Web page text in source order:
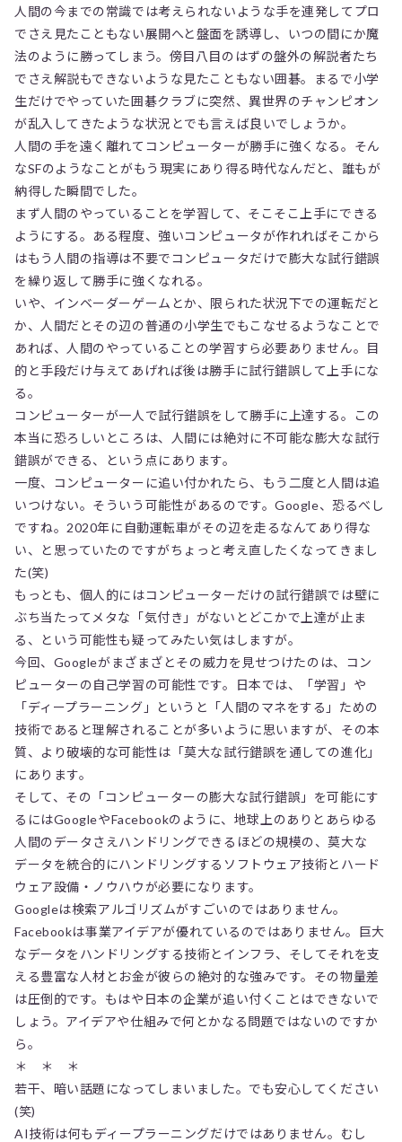
人間の今までの常識では考えられないような手を連発してプロ
でさえ見たこともない展開へと盤面を誘導し、いつの間にか魔
法のように勝ってしまう。傍目八目のはずの盤外の解説者たち
でさえ解説もできないような見たこともない囲碁。まるで小学
生だけでやっていた囲碁クラブに突然、異世界のチャンピオン
が乱入してきたような状況とでも言えば良いでしょうか。
人間の手を遠く離れてコンピューターが勝手に強くなる。そん
なSFのようなことがもう現実にあり得る時代なんだと、誰もが
納得した瞬間でした。
まず人間のやっていることを学習して、そこそこ上手にできる
ようにする。ある程度、強いコンピュータが作れればそこから
はもう人間の指導は不要でコンピュータだけで膨大な試行錯誤
を繰り返して勝手に強くなれる。
いや、インベーダーゲームとか、限られた状況下での運転だと
か、人間だとその辺の普通の小学生でもこなせるようなことで
あれば、人間のやっていることの学習すら必要ありません。目
的と手段だけ与えてあげれば後は勝手に試行錯誤して上手にな
る。
コンピューターが一人で試行錯誤をして勝手に上達する。この
本当に恐ろしいところは、人間には絶対に不可能な膨大な試行
錯誤ができる、という点にあります。
一度、コンピューターに追い付かれたら、もう二度と人間は追
いつけない。そういう可能性があるのです。Google、恐るべし
ですね。2020年に自動運転車がその辺を走るなんてあり得な
い、と思っていたのですがちょっと考え直したくなってきまし
た(笑)
もっとも、個人的にはコンピューターだけの試行錯誤では壁に
ぶち当たってメタな「気付き」がないとどこかで上達が止ま
る、という可能性も疑ってみたい気はしますが。
今回、Googleがまざまざとその威力を見せつけたのは、コン
ピューターの自己学習の可能性です。日本では、「学習」や
「ディープラーニング」というと「人間のマネをする」ための
技術であると理解されることが多いように思いますが、その本
質、より破壊的な可能性は「莫大な試行錯誤を通しての進化」
にあります。
そして、その「コンピューターの膨大な試行錯誤」を可能にす
るにはGoogleやFacebookのように、地球上のありとあらゆる
人間のデータさえハンドリングできるほどの規模の、莫大な
データを統合的にハンドリングするソフトウェア技術とハード
ウェア設備・ノウハウが必要になります。
Googleは検索アルゴリズムがすごいのではありません。
Facebookは事業アイデアが優れているのではありません。巨大
なデータをハンドリングする技術とインフラ、そしてそれを支
える豊富な人材とお金が彼らの絶対的な強みです。その物量差
は圧倒的です。もはや日本の企業が追い付くことはできないで
しょう。アイデアや仕組みで何とかなる問題ではないのですか
ら。
＊ ＊ ＊
若干、暗い話題になってしまいました。でも安心してください
(笑)
AI技術は何もディープラーニングだけではありません。むし